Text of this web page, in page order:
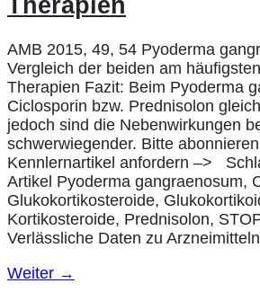
Therapien
AMB 2015, 49, 54 Pyoderma
Vergleich der beiden am
Therapien Fazit: Beim Pyoderma
Ciclosporin bzw. Prednisolon
jedoch sind die Nebenwirkungen
schwerwiegender. Bitte
Kennlernartikel anfordern –>
Artikel Pyoderma gangraenosum,
Glukokortikosteroide,
Kortikosteroide, Prednisolon,
Verlässliche Daten zu
Weiter →